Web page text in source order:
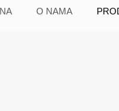
O NAMA